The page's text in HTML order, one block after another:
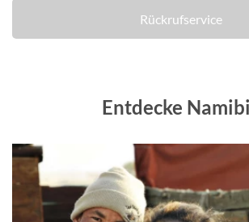
Rückrufservice
Entdecke